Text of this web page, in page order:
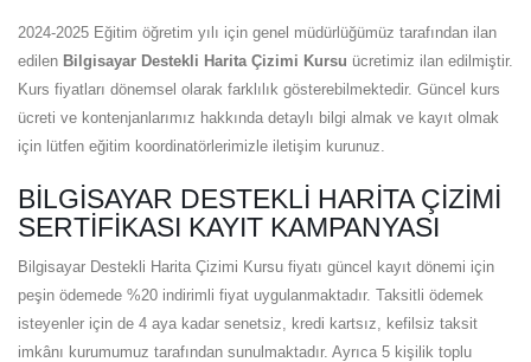
2024-2025 Eğitim öğretim yılı için genel müdürlüğümüz tarafından ilan
edilen Bilgisayar Destekli Harita Çizimi Kursu ücretimiz ilan edilmiştir.
Kurs fiyatları dönemsel olarak farklılık gösterebilmektedir. Güncel kurs
ücreti ve kontenjanlarımız hakkında detaylı bilgi almak ve kayıt olmak
için lütfen eğitim koordinatörlerimizle iletişim kurunuz.
BILGISAYAR DESTEKLI HARITA ÇIZIMI
SERTIFIKASI KAYIT KAMPANYASI
Bilgisayar Destekli Harita Çizimi Kursu fiyatı güncel kayıt dönemi için
peşin ödemede %20 indirimli fiyat uygulanmaktadır. Taksitli ödemek
isteyenler için de 4 aya kadar senetsiz, kredi kartsız, kefilsiz taksit
imkânı kurumumuz tarafından sunulmaktadır. Ayrıca 5 kişilik toplu